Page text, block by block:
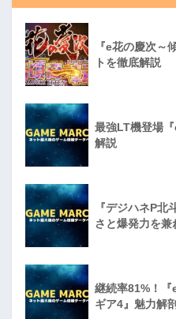
『e花の慶次～
トを徹底解説
最強LT機登場
解説
『デジハネP
さと爆発力を兼
継続率81%！『
ギア4』魅力解